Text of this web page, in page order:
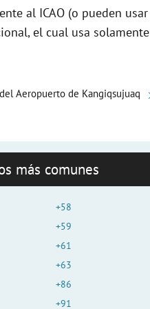
al ICAO (o pueden usar
el cual usa solamente
Aeropuerto de Kangiqsujuaq
más comunes
+58
+59
+61
+63
+86
+91